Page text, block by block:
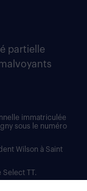
partielle
immatriculée
sous le numéro
Wilson à Saint
TT.